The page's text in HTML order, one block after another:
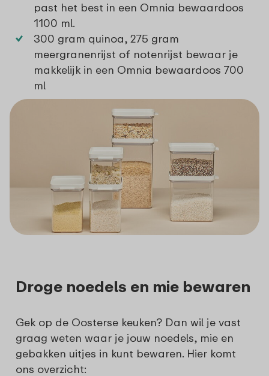
past het best in een Omnia bewaardoos
1100 ml.
300 gram quinoa, 275 gram
meergranenrijst of notenrijst bewaar je
makkelijk in een Omnia bewaardoos 700
ml
Droge noedels en mie bewaren
Gek op de Oosterse keuken? Dan wil je vast
graag weten waar je jouw noedels, mie en
gebakken uitjes in kunt bewaren. Hier komt
ons overzicht: